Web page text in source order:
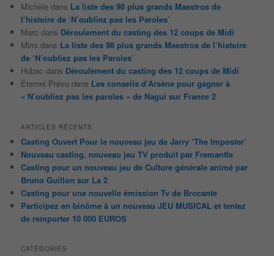
Michèle dans La liste des 98 plus grands Maestros de
l’histoire de ‘N’oubliez pas les Paroles’
Marc dans Déroulement du casting des 12 coups de Midi
Mimi dans La liste des 98 plus grands Maestros de l’histoire
de ‘N’oubliez pas les Paroles’
Hubac dans Déroulement du casting des 12 coups de Midi
Éternel Prévu dans Les conseils d’Arsène pour gagner à
« N’oubliez pas les paroles » de Nagui sur France 2
ARTICLES RÉCENTS
Casting Ouvert Pour le nouveau jeu de Jarry ‘The Imposter’
Nouveau casting, nouveau jeu TV produit par Fremantle
Casting pour un nouveau jeu de Culture générale animé par
Bruno Guillon sur La 2
Casting pour une nouvelle émission Tv de Brocante
Participez en binôme à un nouveau JEU MUSICAL et tentez
de remporter 10 000 EUROS
CATÉGORIES